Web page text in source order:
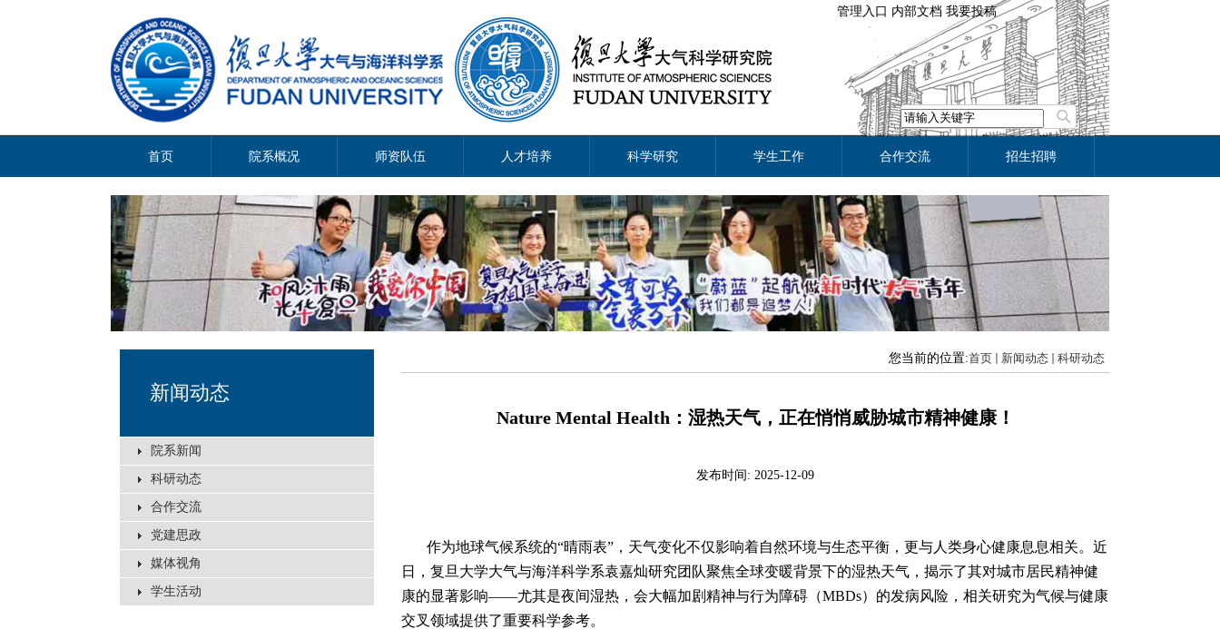
管理入口 内部文档 我要投稿
首页 院系概况 师资队伍 人才培养 科学研究 学生工作 合作交流 招生招聘
新闻动态
院系新闻
科研动态
合作交流
党建思政
媒体视角
学生活动
您当前的位置:首页 新闻动态 科研动态
Nature Mental Health：湿热天气，正在悄悄威胁城市精神健康！
发布时间: 2025-12-09
作为地球气候系统的“晴雨表”，天气变化不仅影响着自然环境与生态平衡，更与人类身心健康息息相关。近
日，复旦大学大气与海洋科学系袁嘉灿研究团队聚焦全球变暖背景下的湿热天气，揭示了其对城市居民精神健
康的显著影响——尤其是夜间湿热，会大幅加剧精神与行为障碍（MBDs）的发病风险，相关研究为气候与健康
交叉领域提供了重要科学参考。